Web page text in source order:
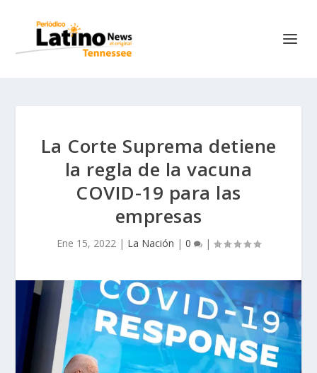
La Corte Suprema detiene
la regla de la vacuna
COVID-19 para las
empresas
Ene 15, 2022 | La Nación | 0 |